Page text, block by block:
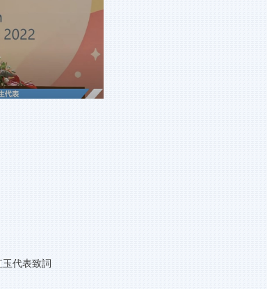
業典禮 國際生黎氏紅玉代表致詞